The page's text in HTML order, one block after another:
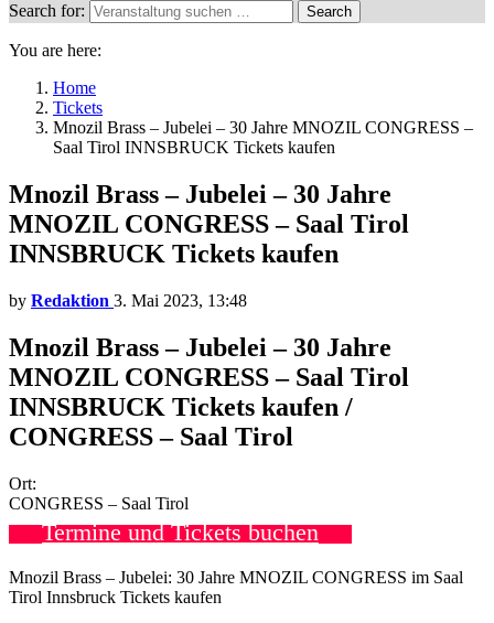
Search for:
Search
You are here:
Home
Tickets
Mnozil Brass – Jubelei – 30 Jahre MNOZIL CONGRESS –
Saal Tirol INNSBRUCK Tickets kaufen
Mnozil Brass – Jubelei – 30 Jahre
MNOZIL CONGRESS – Saal Tirol
INNSBRUCK Tickets kaufen
by Redaktion 3. Mai 2023, 13:48
Mnozil Brass – Jubelei – 30 Jahre
MNOZIL CONGRESS – Saal Tirol
INNSBRUCK Tickets kaufen /
CONGRESS – Saal Tirol
Ort:
CONGRESS – Saal Tirol
Termine und Tickets buchen
Mnozil Brass – Jubelei: 30 Jahre MNOZIL CONGRESS im Saal
Tirol Innsbruck Tickets kaufen